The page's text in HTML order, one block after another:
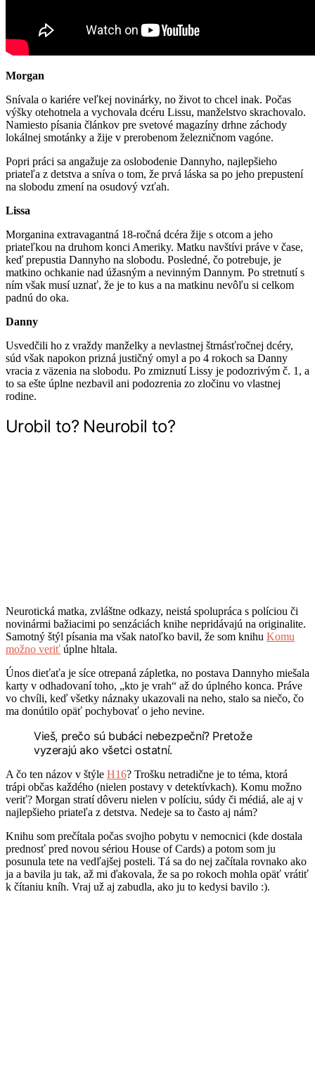
Morgan
Snívala o kariére veľkej novinárky, no život to chcel inak. Počas
výšky otehotnela a vychovala dcéru Lissu, manželstvo skrachovalo.
Namiesto písania článkov pre svetové magazíny drhne záchody
lokálnej smotánky a žije v prerobenom železničnom vagóne.
Popri práci sa angažuje za oslobodenie Dannyho, najlepšieho
priateľa z detstva a sníva o tom, že prvá láska sa po jeho prepustení
na slobodu zmení na osudový vzťah.
Lissa
Morganina extravagantná 18-ročná dcéra žije s otcom a jeho
priateľkou na druhom konci Ameriky. Matku navštívi práve v čase,
keď prepustia Dannyho na slobodu. Posledné, čo potrebuje, je
matkino ochkanie nad úžasným a nevinným Dannym. Po stretnutí s
ním však musí uznať, že je to kus a na matkinu nevôľu si celkom
padnú do oka.
Danny
Usvedčili ho z vraždy manželky a nevlastnej štrnásťročnej dcéry,
súd však napokon prizná justičný omyl a po 4 rokoch sa Danny
vracia z väzenia na slobodu. Po zmiznutí Lissy je podozrivým č. 1, a
to sa ešte úplne nezbavil ani podozrenia zo zločinu vo vlastnej
rodine.
Urobil to? Neurobil to?
Neurotická matka, zvláštne odkazy, neistá spolupráca s políciou či
novinármi bažiacimi po senzáciách knihe nepridávajú na originalite.
Samotný štýl písania ma však natoľko bavil, že som knihu Komu
možno veriť úplne hltala.
Únos dieťaťa je síce otrepaná zápletka, no postava Dannyho miešala
karty v odhadovaní toho, „kto je vrah“ až do úplného konca. Práve
vo chvíli, keď všetky náznaky ukazovali na neho, stalo sa niečo, čo
ma donútilo opäť pochybovať o jeho nevine.
Vieš, prečo sú bubáci nebezpeční? Pretože
vyzerajú ako všetci ostatní.
A čo ten názov v štýle H16? Trošku netradične je to téma, ktorá
trápi občas každého (nielen postavy v detektívkach). Komu možno
veriť? Morgan stratí dôveru nielen v políciu, súdy či médiá, ale aj v
najlepšieho priateľa z detstva. Nedeje sa to často aj nám?
Knihu som prečítala počas svojho pobytu v nemocnici (kde dostala
prednosť pred novou sériou House of Cards) a potom som ju
posunula tete na vedľajšej posteli. Tá sa do nej začítala rovnako ako
ja a bavila ju tak, až mi ďakovala, že sa po rokoch mohla opäť vrátiť
k čítaniu kníh. Vraj už aj zabudla, ako ju to kedysi bavilo :).